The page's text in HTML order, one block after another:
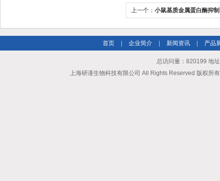
上一个： 小鼠基质金属蛋白酶抑
首页 企业简介 新闻资讯 产品
总访问量：820199 地
上海研谨生物科技有限公司 All Rights Reserved 版权所